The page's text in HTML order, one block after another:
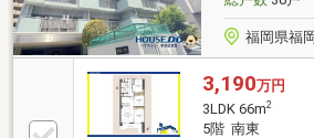
福岡県福
3,190万円
3LDK 66m2
5階 南東